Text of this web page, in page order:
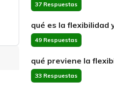
37 Respuestas
qué es la flexibilidad
49 Respuestas
qué previene la
33 Respuestas